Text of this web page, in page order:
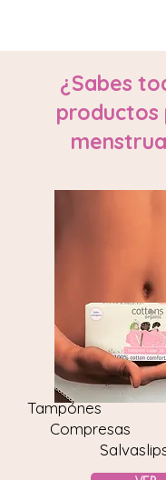
¿Sabes
productos
Tampónes
Compresas